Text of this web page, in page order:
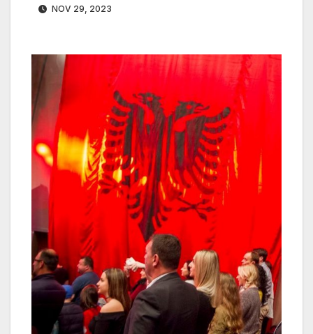
NOV 29, 2023